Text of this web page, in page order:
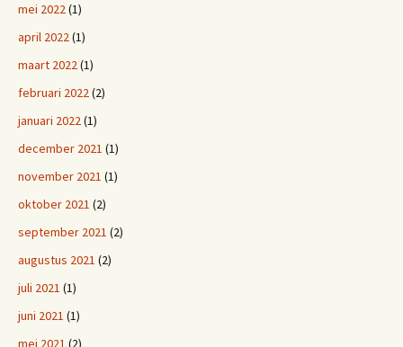
mei 2022(1)
april 2022(1)
maart 2022(1)
februari 2022(2)
januari 2022(1)
december 2021 (1)
november 2021 (1)
oktober 2021 (2)
september 2021 (2)
augustus 2021 (2)
juli 2021 (1)
juni 2021 (1)
mei 2021 (2)